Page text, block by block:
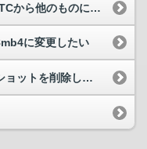
MySQLエンジンでタイムゾーンをUTCから他のものに変更することは可能ですか？
に変更したい
月途中でDBサーバーやDBスナップショットを削除した場合、料金はどうなりますか？